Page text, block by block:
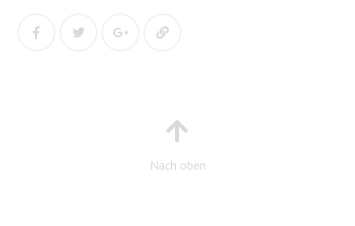
Nach oben